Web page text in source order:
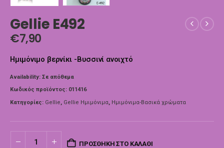
Gellie E492
€7,90
Ημιμόνιμο βερνίκι -Βυσσινί ανοιχτό
Availability: Σε απόθεμα
Κωδικός προϊόντος: 011416
Κατηγορίες: Gellie, Gellie Ημιμόνιμα, Ημιμόνιμα-Βασικά χρώματα
ΠΡΟΣΘΉΚΗ ΣΤΟ ΚΑΛΆΘΙ